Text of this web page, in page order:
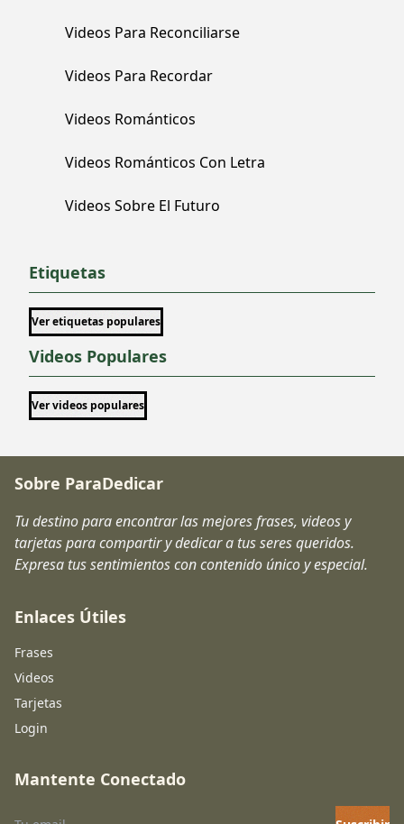
Videos Para Reconciliarse
Videos Para Recordar
Videos Románticos
Videos Románticos Con Letra
Videos Sobre El Futuro
Etiquetas
Ver etiquetas populares
Videos Populares
Ver videos populares
Sobre ParaDedicar
Tu destino para encontrar las mejores frases, videos y
tarjetas para compartir y dedicar a tus seres queridos.
Expresa tus sentimientos con contenido único y especial.
Enlaces Útiles
Frases
Videos
Tarjetas
Login
Mantente Conectado